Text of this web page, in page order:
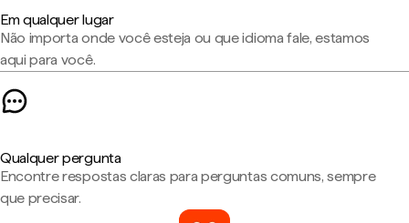
Em qualquer lugar
Não importa onde você esteja ou que idioma fale, estamos
aqui para você.
Qualquer pergunta
Encontre respostas claras para perguntas comuns, sempre
que precisar.